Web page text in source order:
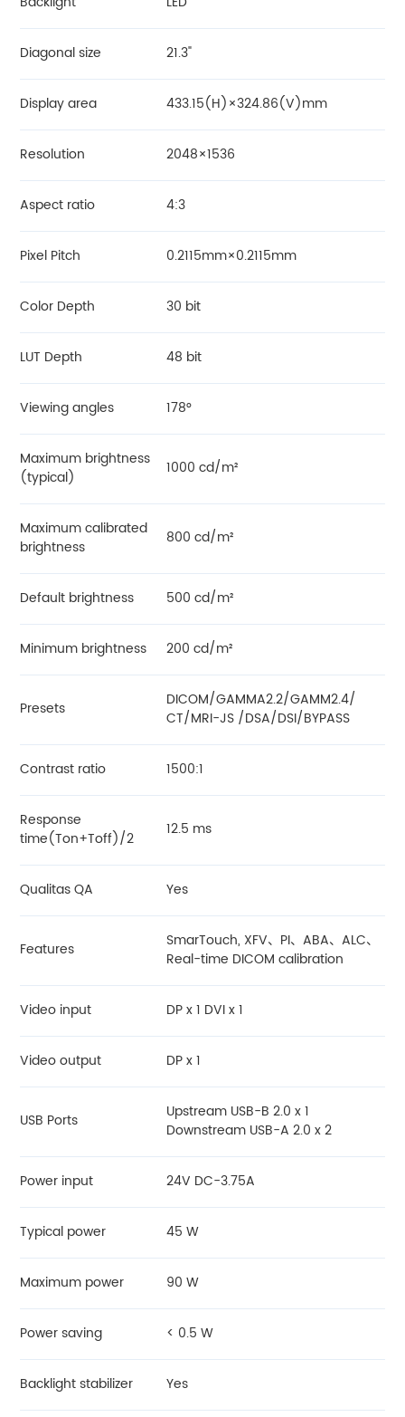
Diagonal size 21.3"
Display area 433.15(H)×324.86(V)mm
Resolution 2048×1536
Aspect ratio 4:3
Pixel Pitch 0.2115mm×0.2115mm
Color Depth 30 bit
LUT Depth 48 bit
Viewing angles 178°
Maximum brightness
(typical)
1000 cd/m²
Maximum calibrated
brightness
800 cd/m²
Default brightness 500 cd/m²
Minimum brightness 200 cd/m²
Presets
DICOM/GAMMA2.2/GAMM2.4/
CT/MRI-JS /DSA/DSI/BYPASS
Contrast ratio 1500:1
Response
time(Ton+Toff)/2
12.5 ms
Qualitas QA Yes
Features
SmarTouch, XFV、PI、ABA、ALC、
Real-time DICOM calibration
Video input DP x 1 DVI x 1
Video output DP x 1
USB Ports
Upstream USB-B 2.0 x 1
Downstream USB-A 2.0 x 2
Power input 24V DC-3.75A
Typical power 45 W
Maximum power 90 W
Power saving < 0.5 W
Backlight stabilizer Yes